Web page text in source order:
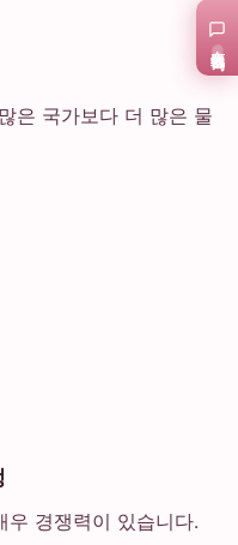
은 국가보다 더 많은 물
경쟁력이 있습니다.